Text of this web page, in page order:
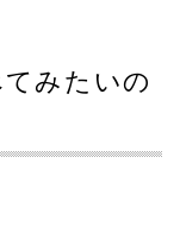
みたいの